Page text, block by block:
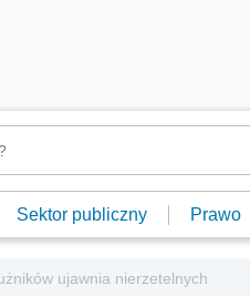
Sektor publiczny Prawo
ujawnia nierzetelnych